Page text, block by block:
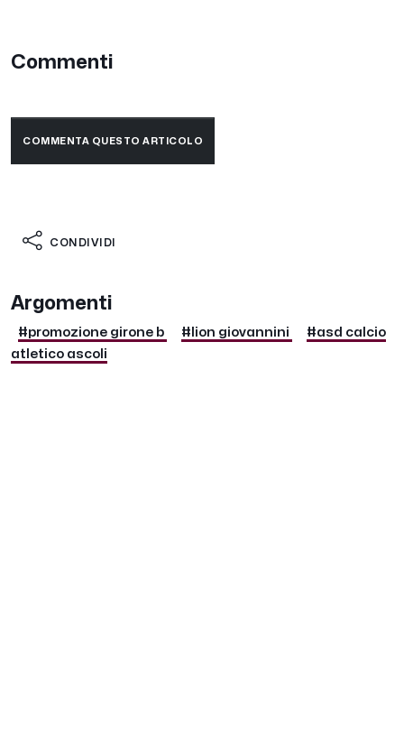
Commenti
COMMENTA QUESTO ARTICOLO
CONDIVIDI
Argomenti
#promozione girone b #lion giovannini
#asd calcio
atletico ascoli